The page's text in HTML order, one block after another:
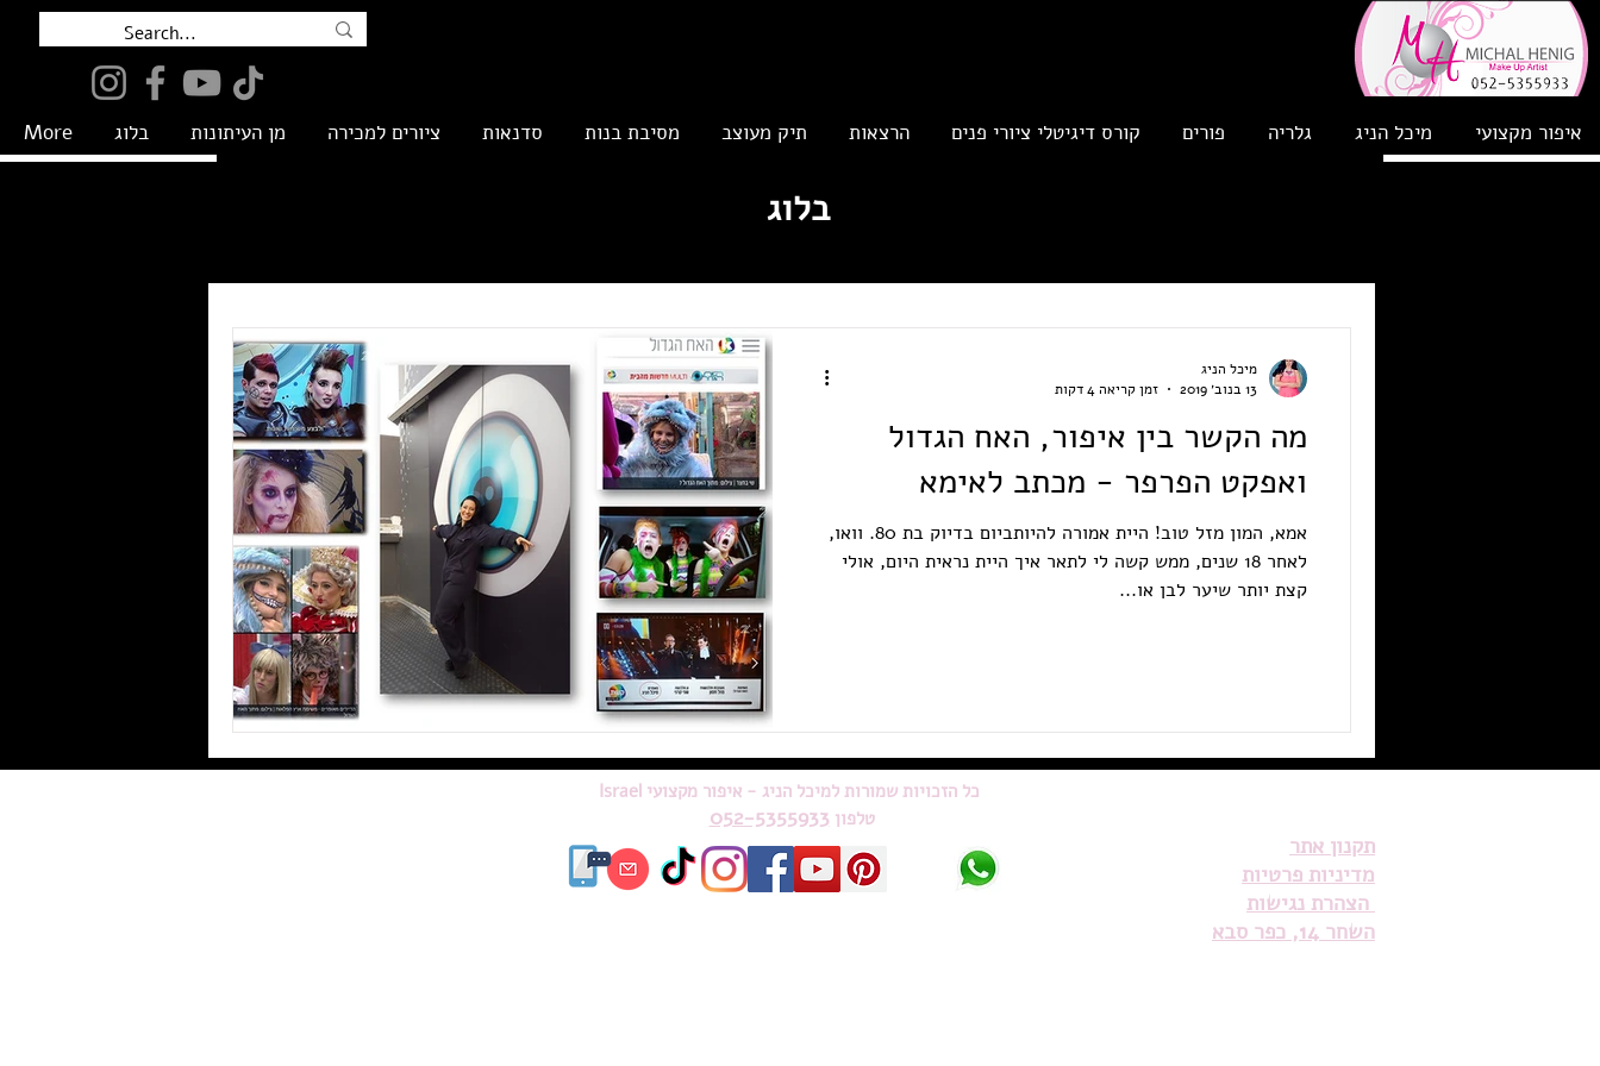
איפור מקצועי מיכל הניג גלריה פורים קורס דיגיטלי ציורי פנים הרצאות תיק מעוצב מסיבת בנות סדנאות ציורים למכירה מן העיתונות בלוג More
מה הקשר בין איפור, האח הגדול
ואפקט הפרפר - מכתב לאימא
אמא, המון מזל טוב! היית אמורה להיותביום בדיוק בת 80. וואו,
לאחר 18 שנים, ממש קשה לי לתאר איך היית נראית היום, אולי
קצת יותר שיער לבן או...
מיכל הניג
13 בנוב׳ 2019
זמן קריאה 4 דקות
בלוג
כל הזכויות שמורות למיכל הניג - איפור מקצועי Israel
טלפון052-5355933
תקנון אתר
מדיניות פרטיות
הצהרת נגישות
השחר 14, כפר סבא